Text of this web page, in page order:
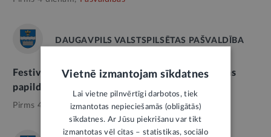
DAUGAVPILS VALSTSPILSĒTAS PAŠVALDĪBA
Festivāla “Artišoks” laikā Daugavpilī nodrošinās
papildu sabiedriskā transporta reisus
Pirms 4 dienām, Pašvaldības
Vietnē izmantojam sīkdatnes
Lai vietne pilnvērtīgi darbotos, tiek
izmantotas nepieciešamās (obligātās)
sīkdatnes. Ar Jūsu piekrišanu var tikt
izmantotas vēl citas – statistikas, sociālo